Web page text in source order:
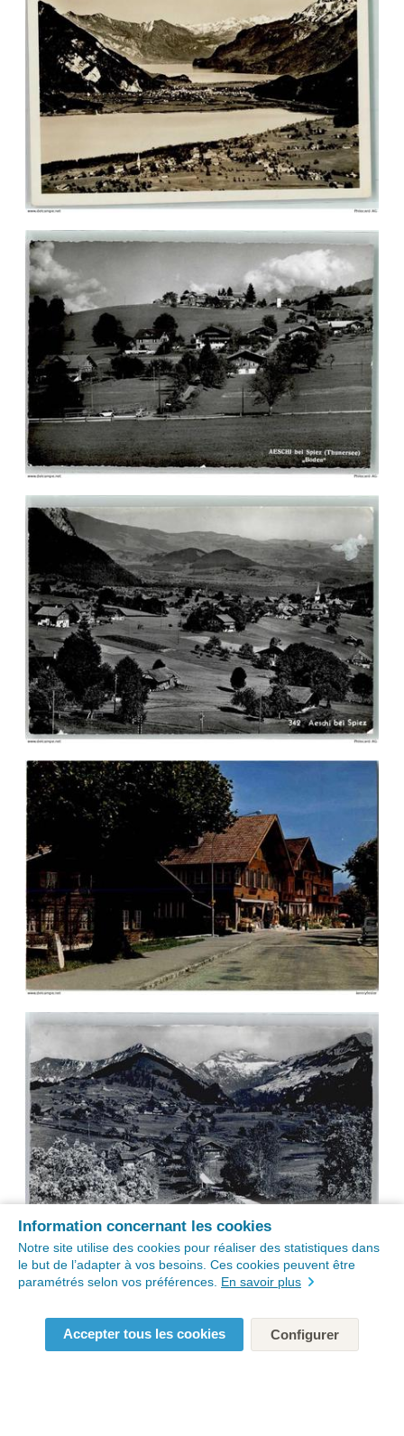
Information concernant les cookies
Notre site utilise des cookies pour réaliser des statistiques dans
le but de l’adapter à vos besoins. Ces cookies peuvent être
paramétrés selon vos préférences. En savoir plus
Accepter tous les cookies Configurer